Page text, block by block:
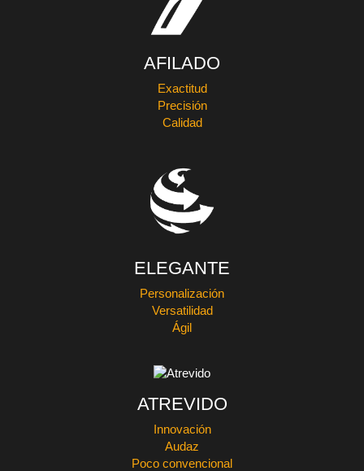
AFILADO
Exactitud
Precisión
Calidad
ELEGANTE
Personalización
Versatilidad
Ágil
ATREVIDO
Innovación
Audaz
Poco convencional